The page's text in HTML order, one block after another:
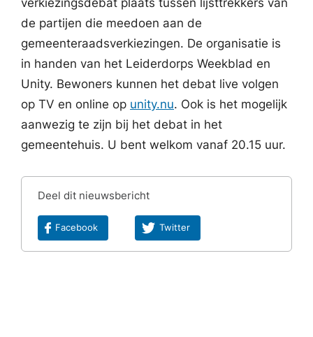
de partijen die meedoen aan de
gemeenteraadsverkiezingen. De organisatie is
in handen van het Leiderdorps Weekblad en
Unity. Bewoners kunnen het debat live volgen
op TV en online op unity.nu. Ook is het mogelijk
aanwezig te zijn bij het debat in het
gemeentehuis. U bent welkom vanaf 20.15 uur.
Deel dit nieuwsbericht
Facebook Twitter